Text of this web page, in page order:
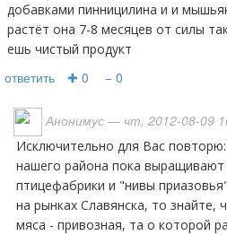
добавками пинницилина и и
растёт она 7-8 месяцев от силы
ешь чистый продукт
ответить ✚ 0 − 0
Анонимус — чт, 2012-08-09
Исключительно для Вас повторю: "Мясо в хозяйствах
нашего района пока выращивают
птицефабрики и "нивы
на рынках Славянска, то знайте,
мяса - привозная, та о которой